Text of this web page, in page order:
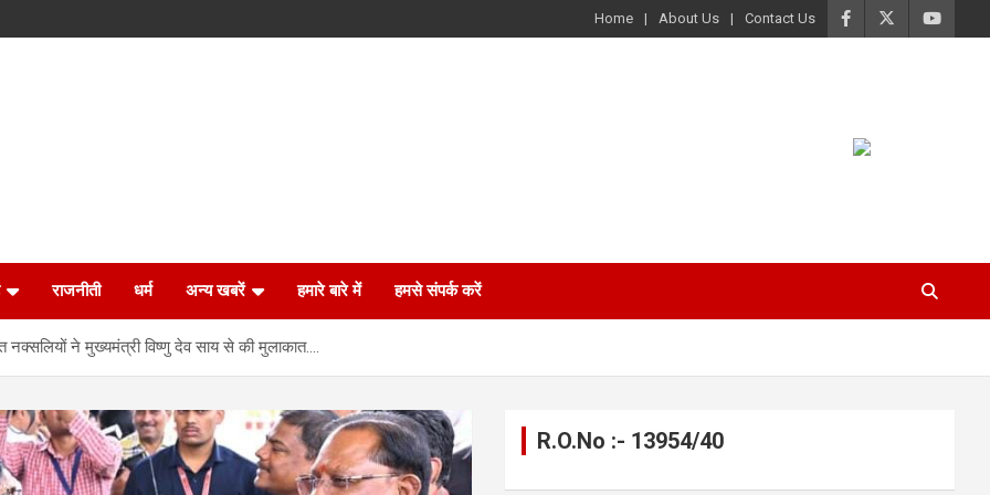
Home About Us Contact Us
राजनीती धर्म अन्य खबरें हमारे बारे में हमसे संपर्क करें
नक्सलियों ने मुख्यमंत्री विष्णु देव साय से की मुलाकात….
R.O.No :- 13954/40